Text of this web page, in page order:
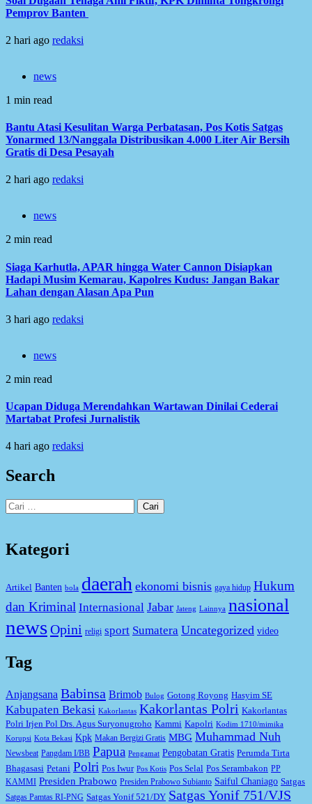
Pemprov Banten
2 hari ago redaksi
news
1 min read
Bantu Atasi Kesulitan Warga Perbatasan, Pos Kotis Satgas
Yonarmed 13/Nanggala Distribusikan 4.000 Liter Air Bersih
Gratis di Desa Pesayah
2 hari ago redaksi
news
2 min read
Siaga Karhutla, APAR hingga Water Cannon Disiapkan
Hadapi Musim Kemarau, Kapolres Kudus: Jangan Bakar
Lahan dengan Alasan Apa Pun
3 hari ago redaksi
news
2 min read
Ucapan Diduga Merendahkan Wartawan Dinilai Cederai
Martabat Profesi Jurnalistik
4 hari ago redaksi
Search
Cari
untuk:
Kategori
Artikel Banten bola daerah ekonomi bisnis gaya hidup Hukum
dan Kriminal Internasional Jabar Jateng Lainnya nasional
newsOpini religi sport Sumatera Uncategorized video
Tag
Anjangsana Babinsa Brimob Bulog Gotong Royong Hasyim SE
Kabupaten Bekasi Kakorlantas Kakorlantas Polri Kakorlantas
Polri Irjen Pol Drs. Agus Suryonugroho Kammi Kapolri Kodim 1710/mimika
Korupsi Kota Bekasi Kpk Makan Bergizi Gratis MBG Muhammad Nuh
Newsbeat Pangdam I/BB Papua Pengamat Pengobatan Gratis Perumda Tirta
Bhagasasi Petani Polri Pos Iwur Pos Kotis Pos Selal Pos Serambakon PP
KAMMI Presiden Prabowo Presiden Prabowo Subianto Saiful Chaniago Satgas
Satgas Pamtas RI-PNG Satgas Yonif 521/DY Satgas Yonif 751/VJS